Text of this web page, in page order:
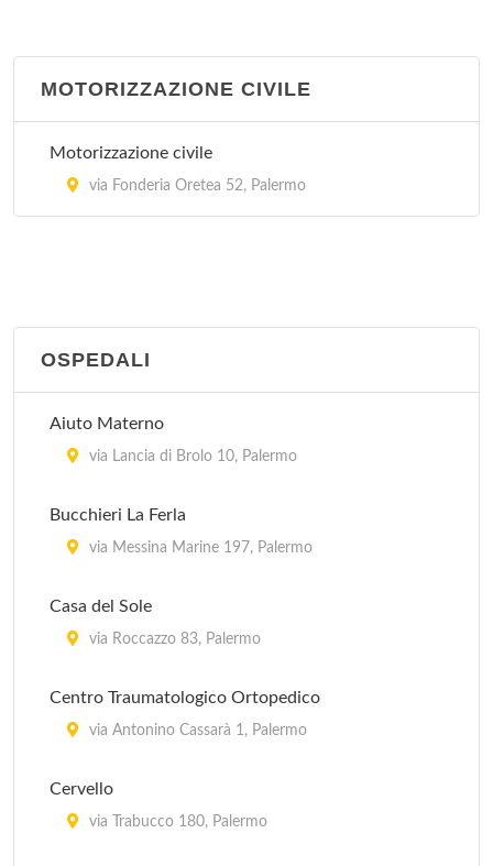
via Vittorio Amedeo 34, Termini Imerese
MOTORIZZAZIONE CIVILE
Motorizzazione civile
via Fonderia Oretea 52, Palermo
OSPEDALI
Aiuto Materno
via Lancia di Brolo 10, Palermo
Bucchieri La Ferla
via Messina Marine 197, Palermo
Casa del Sole
via Roccazzo 83, Palermo
Centro Traumatologico Ortopedico
via Antonino Cassarà 1, Palermo
Cervello
via Trabucco 180, Palermo